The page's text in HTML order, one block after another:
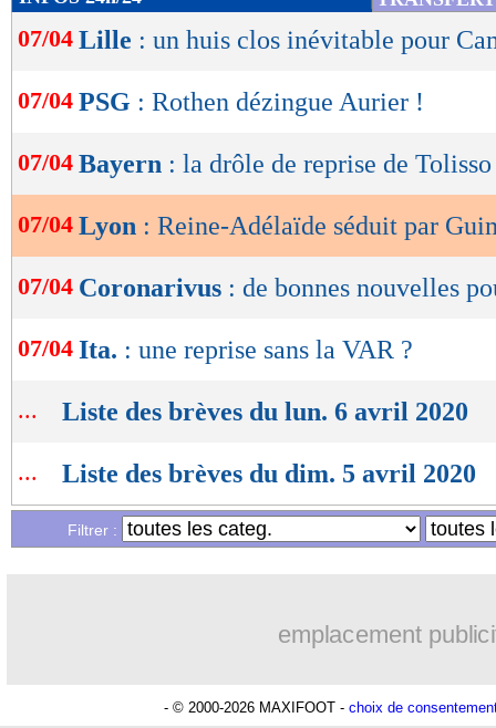
de
lecture
OK
07/04 Lille : un huis clos inévitable pour
07/04 PSG : Rothen dézingue Aurier !
07/04 Bayern : la drôle de reprise de Tolisso
07/04 Lyon : Reine-Adélaïde séduit par
07/04 Coronarivus : de bonnes nouvelles
07/04 Ita. : une reprise sans la VAR ?
... Liste des brèves du lun. 6 avril 2020
... Liste des brèves du dim. 5 avril 2020
Filtrer :
emplacement
- © 2000-2026 MAXIFOOT - choix de